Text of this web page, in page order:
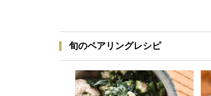
旬のペアリングレシピ